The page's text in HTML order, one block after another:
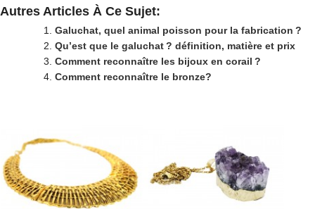
Autres Articles À Ce Sujet:
Galuchat, quel animal poisson pour la fabrication ?
Qu’est que le galuchat ? définition, matière et prix
Comment reconnaître les bijoux en corail ?
Comment reconnaître le bronze?